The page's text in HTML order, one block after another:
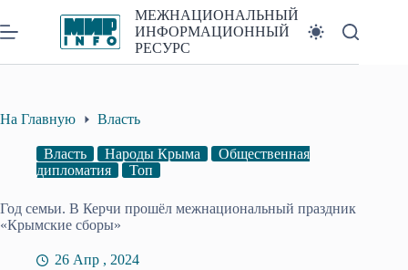
к
сути
МЕЖНАЦИОНАЛЬНЫЙ
ИНФОРМАЦИОННЫЙ
РЕСУРС
На Главную Власть
Власть Народы Крыма
Общественная
дипломатия
Топ
Год семьи. В Керчи прошёл межнациональный праздник
«Крымские сборы»
26 Апр , 2024